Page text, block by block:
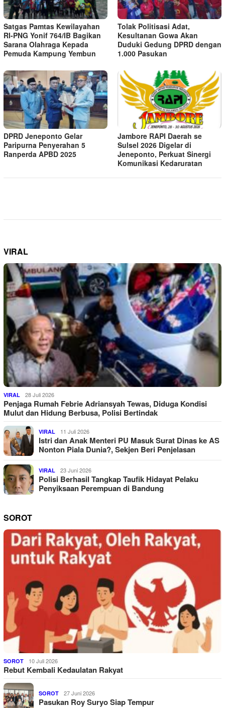
Satgas Pamtas Kewilayahan
RI-PNG Yonif 764/IB Bagikan
Sarana Olahraga Kepada
Pemuda Kampung Yembun
Tolak Politisasi Adat,
Kesultanan Gowa Akan
Duduki Gedung DPRD dengan
1.000 Pasukan
DPRD Jeneponto Gelar
Paripurna Penyerahan 5
Ranperda APBD 2025
Jambore RAPI Daerah se
Sulsel 2026 Digelar di
Jeneponto, Perkuat Sinergi
Komunikasi Kedaruratan
VIRAL
VIRAL 28 Juli 2026
Penjaga Rumah Febrie Adriansyah Tewas, Diduga Kondisi
Mulut dan Hidung Berbusa, Polisi Bertindak
VIRAL 11 Juli 2026
Istri dan Anak Menteri PU Masuk Surat Dinas ke AS
Nonton Piala Dunia?, Sekjen Beri Penjelasan
VIRAL 23 Juni 2026
Polisi Berhasil Tangkap Taufik Hidayat Pelaku
Penyiksaan Perempuan di Bandung
SOROT
SOROT 10 Juli 2026
Rebut Kembali Kedaulatan Rakyat
SOROT 27 Juni 2026
Pasukan Roy Suryo Siap Tempur